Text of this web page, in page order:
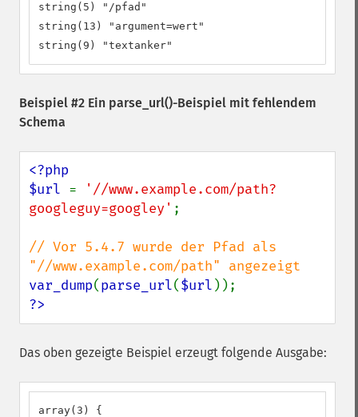
string(5) "/pfad"
string(13) "argument=wert"
string(9) "textanker"
Beispiel #2 Ein parse_url()-Beispiel mit fehlendem
Schema
<?php
$url =
'//www.example.com/path?
googleguy=googley' ;
// Vor 5.4.7 wurde der Pfad als
var_dump(parse_url($url
?>
Das oben gezeigte Beispiel erzeugt folgende Ausgabe:
array(3) {